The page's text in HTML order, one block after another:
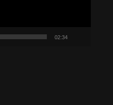
02:34